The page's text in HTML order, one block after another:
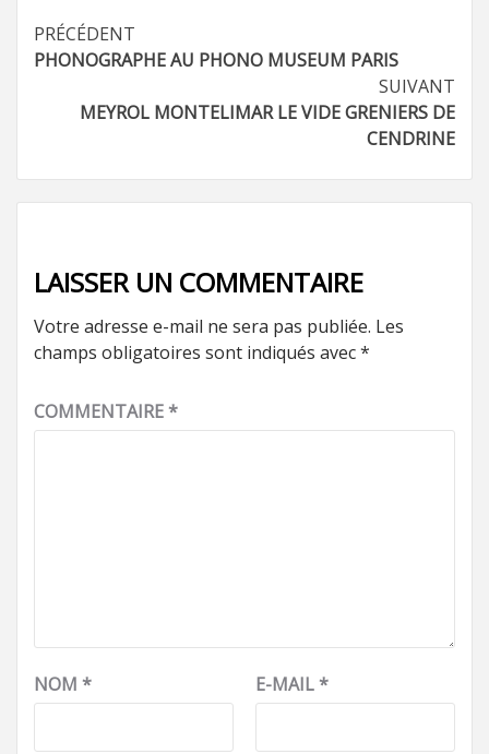
Navigation
d’article
PRÉCÉDENT
PHONOGRAPHE AU PHONO MUSEUM PARIS
SUIVANT
MEYROL MONTELIMAR LE VIDE GRENIERS DE
CENDRINE
LAISSER UN COMMENTAIRE
Votre adresse e-mail ne sera pas publiée. Les
champs obligatoires sont indiqués avec*
COMMENTAIRE*
NOM * E-MAIL*